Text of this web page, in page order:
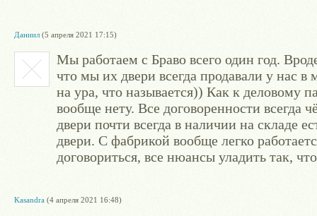
Даниил(5 апреля 2021 17:15)
Мы работаем с Браво всего один год.
что мы их двери всегда продавали у нас в
на ура, что называется)) Как к деловому
вообще нету. Все договоренности всегда
двери почти всегда в наличии на складе
двери. С фабрикой вообще легко
договориться, все нюансы уладить так,
Kasandra (4 апреля 2021 16:48)